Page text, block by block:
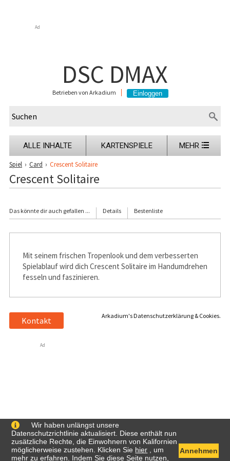
Ad
DSC DMAX
Betrieben von Arkadium
ALLE INHALTE KARTENSPIELE MEHR
Spiel › Card › Crescent Solitaire
Crescent Solitaire
Das könnte dir auch gefallen ... Details Bestenliste
Mit seinem frischen Tropenlook und dem verbesserten
Spielablauf wird dich Crescent Solitaire im Handumdrehen
fesseln und faszinieren.
Arkadium's Datenschutzerklärung & Cookies.
Kontakt
Ad
Wir haben unlängst unsere
Datenschutzrichtlinie aktualisiert. Diese enthält nun
zusätzliche Rechte, die Einwohnern von Kalifornien
möglicherweise zustehen. Klicken Sie hier , um
mehr zu erfahren. Indem Sie diese Seite nutzen,
Annehmen